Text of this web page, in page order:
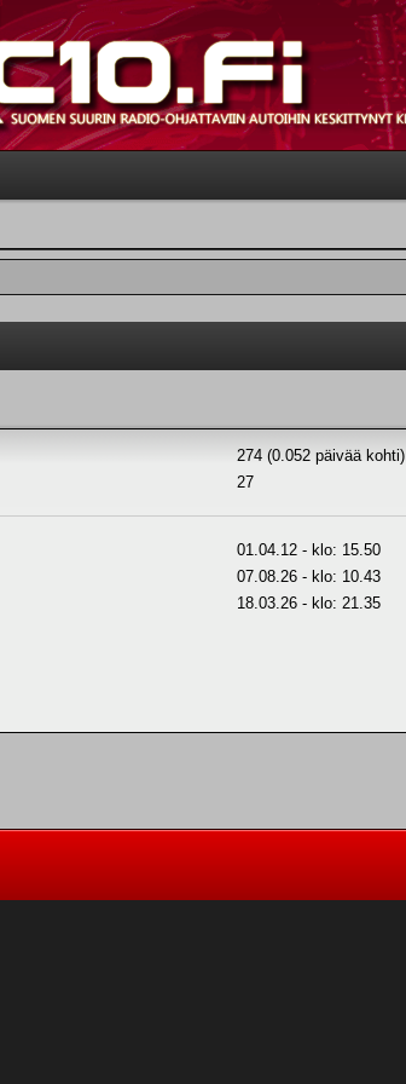
274 (0.052 päivää kohti)
27
01.04.12 - klo: 15.50
07.08.26 - klo: 10.43
18.03.26 - klo: 21.35